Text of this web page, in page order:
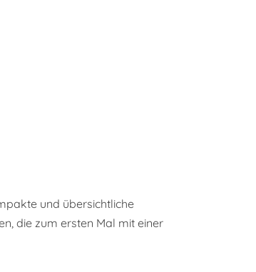
und übersichtliche
die zum ersten Mal mit einer